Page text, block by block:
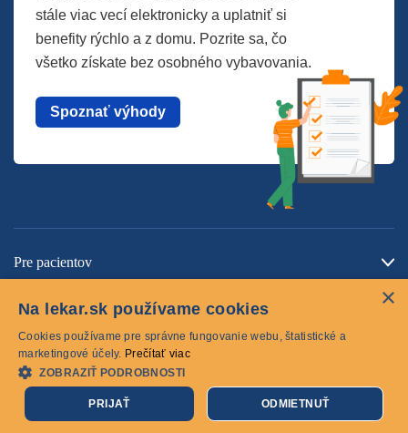
stále viac vecí elektronicky a uplatniť si
benefity rýchlo a z domu. Pozrite sa, čo
všetko získate bez osobného vybavovania.
Spoznať výhody
Pre pacientov
© 2026 lekar.sk Všetky práva vyhradené
Cookies
×
Na lekar.sk používame cookies
Cookies používame pre správne fungovanie webu, štatistické a
marketingové účely. Prečítať viac
ZOBRAZIŤ PODROBNOSTI
PRIJAŤ ODMIETNUŤ